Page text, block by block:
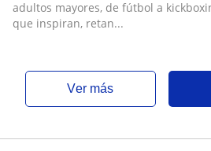
adultos mayores, de fútbol a
que inspiran, retan...
ver más